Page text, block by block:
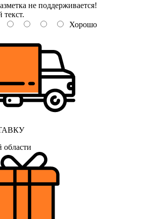
не поддерживается!
Хорошо
области